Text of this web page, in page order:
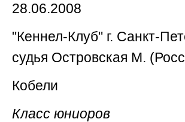
28.06.2008
"Кеннел-Клуб" г. Санкт-
судья Островская М.
Кобели
Класс юниоров